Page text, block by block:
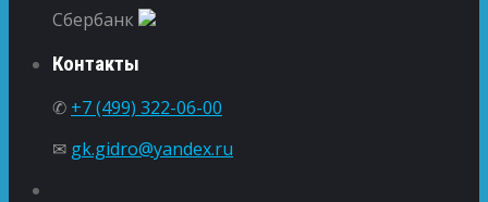
Сбербанк
Контакты
✆ +7 (499) 322-06-00
✉ gk.gidro@yandex.ru